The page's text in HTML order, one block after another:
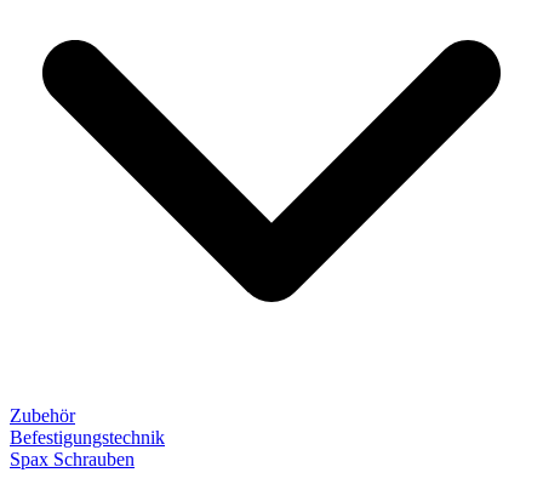
Zubehör
Befestigungstechnik
Spax Schrauben